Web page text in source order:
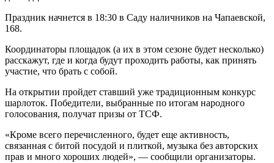
Праздник начнется в 18:30 в Саду наличников на Чапаевской,
168.
Координаторы площадок (а их в этом сезоне будет несколько)
расскажут, где и когда будут проходить работы, как принять
участие, что брать с собой.
На открытии пройдет ставший уже традиционным конкурс
шарлоток. Победители, выбранные по итогам народного
голосования, получат призы от ТСФ.
«Кроме всего перечисленного, будет еще активность,
связанная с битой посудой и плиткой, музыка без авторских
прав и много хороших людей», — сообщили организаторы.